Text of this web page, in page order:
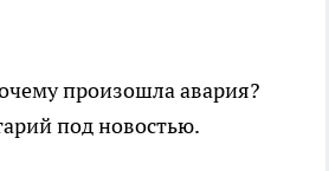
произошла авария?
под новостью.